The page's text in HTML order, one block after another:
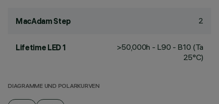
MacAdam Step 2
Lifetime LED 1
>50,000h - L90 - B10 (Ta
25°C)
DIAGRAMME UND POLARKURVEN